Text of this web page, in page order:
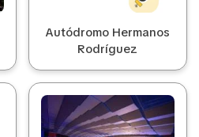
Autódromo Hermanos
Rodríguez